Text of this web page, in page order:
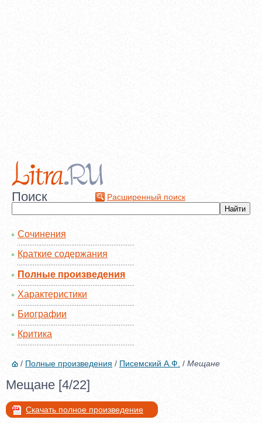
Поиск Расширенный поиск
Сочинения
Краткие содержания
Полные произведения
Характеристики
Биографии
Критика
/ Полные произведения / Писемский А.Ф. / Мещане
Мещане [4/22]
Скачать полное произведение